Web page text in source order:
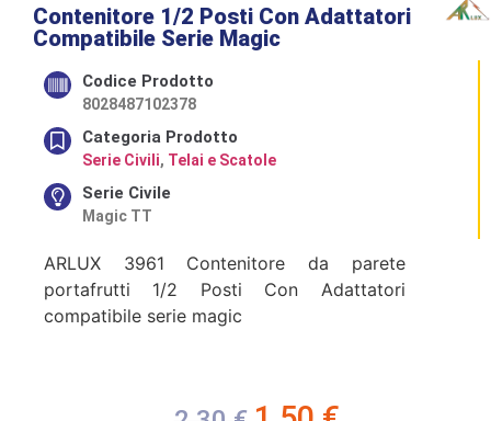
Contenitore 1/2 Posti Con Adattatori
Compatibile Serie Magic
Codice Prodotto
8028487102378
Categoria Prodotto
Serie Civili, Telai e Scatole
Serie Civile
Magic TT
ARLUX 3961 Contenitore da parete
portafrutti 1/2 Posti Con Adattatori
compatibile serie magic